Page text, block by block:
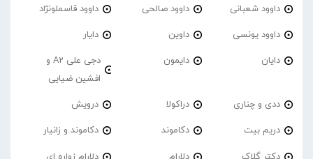
داوود شعبانی داوود صالحی داوود قاسملونژاد
داوود یونسی داوین دایار
دایان دایمون
دجی علی A2 و
افشین ضیایی
ددی و چناری دراکولا درویش
دریم بیت دکاموند دکاموند و زانیار